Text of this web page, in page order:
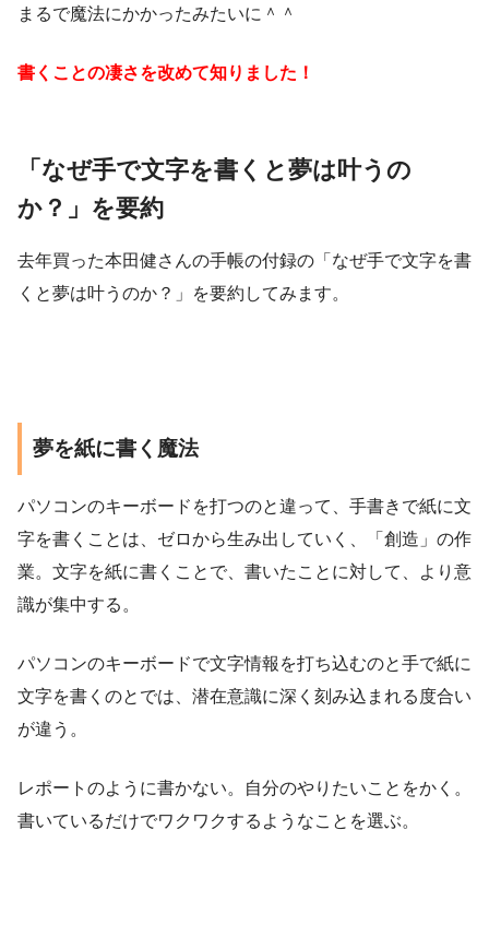
まるで魔法にかかったみたいに＾＾
書くことの凄さを改めて知りました！
「なぜ手で文字を書くと夢は叶うの
か？」を要約
去年買った本田健さんの手帳の付録の「なぜ手で文字を書
くと夢は叶うのか？」を要約してみます。
夢を紙に書く魔法
パソコンのキーボードを打つのと違って、手書きで紙に文
字を書くことは、ゼロから生み出していく、「創造」の作
業。文字を紙に書くことで、書いたことに対して、より意
識が集中する。
パソコンのキーボードで文字情報を打ち込むのと手で紙に
文字を書くのとでは、潜在意識に深く刻み込まれる度合い
が違う。
レポートのように書かない。自分のやりたいことをかく。
書いているだけでワクワクするようなことを選ぶ。